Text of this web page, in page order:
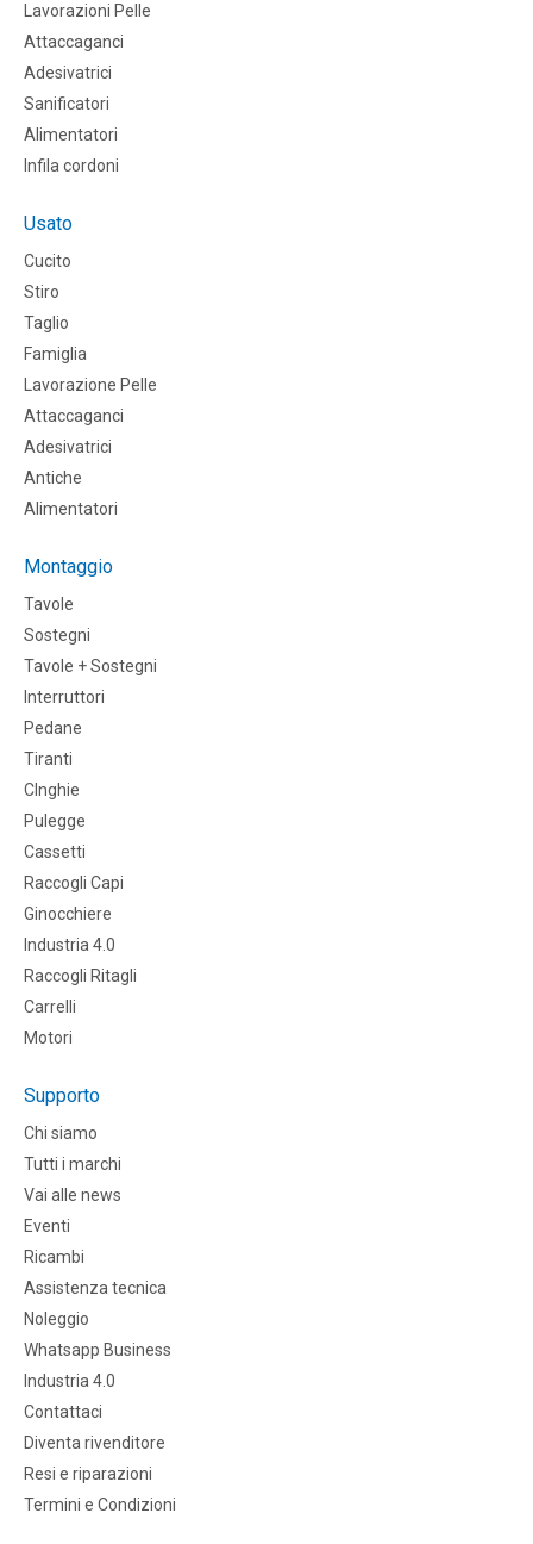
Lavorazioni Pelle
Attaccaganci
Adesivatrici
Sanificatori
Alimentatori
Infila cordoni
Usato
Cucito
Stiro
Taglio
Famiglia
Lavorazione Pelle
Attaccaganci
Adesivatrici
Antiche
Alimentatori
Montaggio
Tavole
Sostegni
Tavole + Sostegni
Interruttori
Pedane
Tiranti
CInghie
Pulegge
Cassetti
Raccogli Capi
Ginocchiere
Industria 4.0
Raccogli Ritagli
Carrelli
Motori
Supporto
Chi siamo
Tutti i marchi
Vai alle news
Eventi
Ricambi
Assistenza tecnica
Noleggio
Whatsapp Business
Industria 4.0
Contattaci
Diventa rivenditore
Resi e riparazioni
Termini e Condizioni